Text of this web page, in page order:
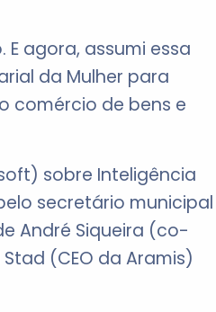
agora, assumi essa
da Mulher para
comércio de bens e
sobre Inteligência
secretário municipal
André Siqueira (co-
(CEO da Aramis)